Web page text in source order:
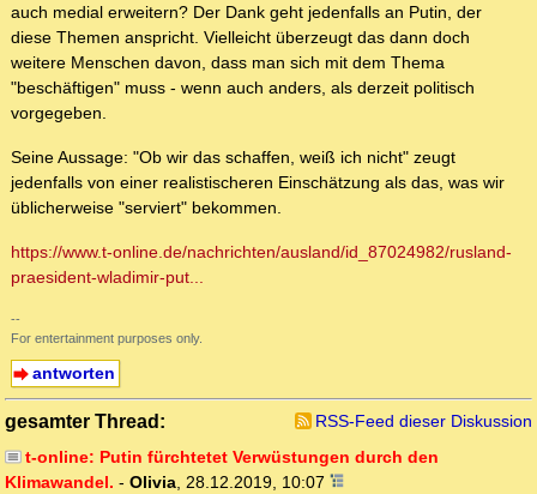
auch medial erweitern? Der Dank geht jedenfalls an Putin, der
diese Themen anspricht. Vielleicht überzeugt das dann doch
weitere Menschen davon, dass man sich mit dem Thema
"beschäftigen" muss - wenn auch anders, als derzeit politisch
vorgegeben.
Seine Aussage: "Ob wir das schaffen, weiß ich nicht" zeugt
jedenfalls von einer realistischeren Einschätzung als das, was wir
üblicherweise "serviert" bekommen.
https://www.t-online.de/nachrichten/ausland/id_87024982/rusland-
praesident-wladimir-put...
--
For entertainment purposes only.
antworten
gesamter Thread:
RSS-Feed dieser Diskussion
t-online: Putin fürchtetet Verwüstungen durch den
Klimawandel. - Olivia 28.12.2019, 10:07